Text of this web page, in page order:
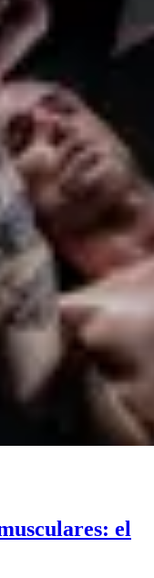
el